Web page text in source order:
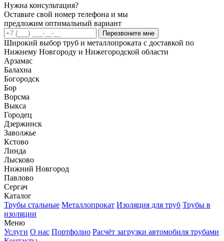
Нужна консультация?
Оставьте свой номер телефона и мы
предложим оптимальный вариант
Перезвоните мне
Широкий выбор труб и металлопроката с доставкой по
Нижнему Новгороду и Нижегородской области
Арзамас
Балахна
Богородск
Бор
Ворсма
Выкса
Городец
Дзержинск
Заволжье
Кстово
Линда
Лысково
Нижний Новгород
Павлово
Сергач
Каталог
Трубы стальные Металлопрокат Изоляция для труб Трубы в
изоляции
Меню
Услуги О нас Портфолио Расчёт загрузки автомобиля трубами